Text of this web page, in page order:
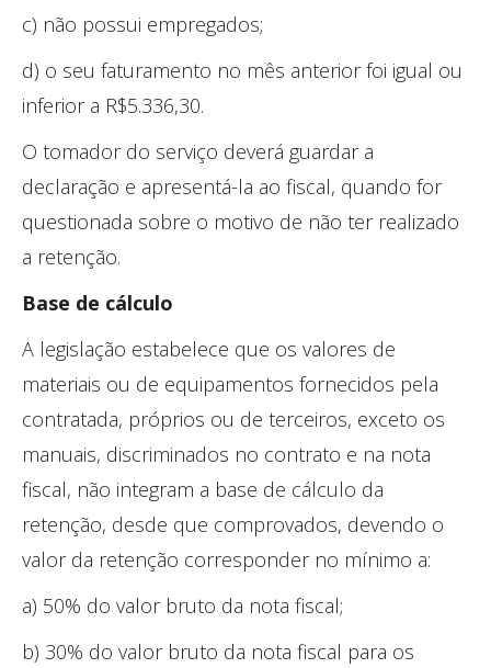
c) não possui empregados;
d) o seu faturamento no mês anterior foi igual ou
inferior a R$5.336,30.
O tomador do serviço deverá guardar a
declaração e apresentá-la ao fiscal, quando for
questionada sobre o motivo de não ter realizado
a retenção.
Base de cálculo
A legislação estabelece que os valores de
materiais ou de equipamentos fornecidos pela
contratada, próprios ou de terceiros, exceto os
manuais, discriminados no contrato e na nota
fiscal, não integram a base de cálculo da
retenção, desde que comprovados, devendo o
valor da retenção corresponder no mínimo a:
a) 50% do valor bruto da nota fiscal;
b) 30% do valor bruto da nota fiscal para os